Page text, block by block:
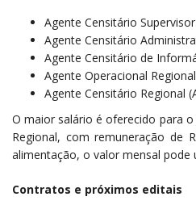
Agente Censitário
Agente Censitário
Agente Censitário de
Agente Operacional
Agente Censitário Regional
O maior salário é oferecido para
Regional, com remuneração de
alimentação, o valor mensal pode
Contratos e próximos editais